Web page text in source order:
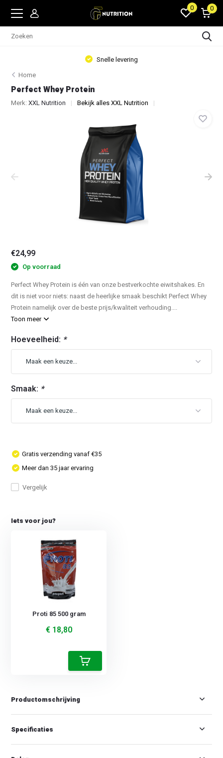
0 0
Snelle levering
Home
Perfect Whey Protein
Merk:XXL Nutrition Bekijk alles XXL Nutrition
€24,99
Op voorraad
Perfect Whey Protein is één van onze bestverkochte eiwitshakes. En
dit is niet voor niets: naast de heerlijke smaak beschikt Perfect Whey
Protein namelijk over de beste prijs/kwaliteit verhouding....
Toon meer
Hoeveelheid: *
Smaak: *
Gratis verzending vanaf €35
Meer dan 35 jaar ervaring
Vergelijk
Productomschrijving
Iets voor jou?
Proti 85 500 gram
€ 18,80
Specificaties